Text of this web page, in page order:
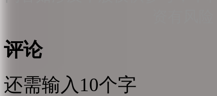
评论
还需输入10个字